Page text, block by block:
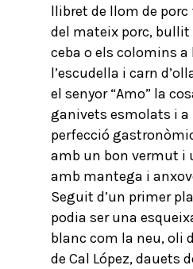
llibret de llom de
del mateix porc,
ceba o els colomins
l’escudella i carn
el senyor “Amo” la
ganivets esmolats i a
perfecció
amb un bon vermut i
amb mantega i
Seguit d’un primer
podia ser una
blanc com la neu, oli
de Cal López, dauets